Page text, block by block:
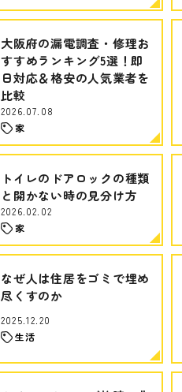
大阪府の漏電調査・修理お
すすめランキング5選！即
日対応＆格安の人気業者を
比較
2026.07.08
家
トイレのドアロックの種類
と開かない時の見分け方
2026.02.02
家
なぜ人は住居をゴミで埋め
尽くすのか
2025.12.20
生活